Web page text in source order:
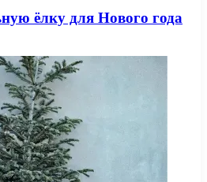
ёлку для Нового года